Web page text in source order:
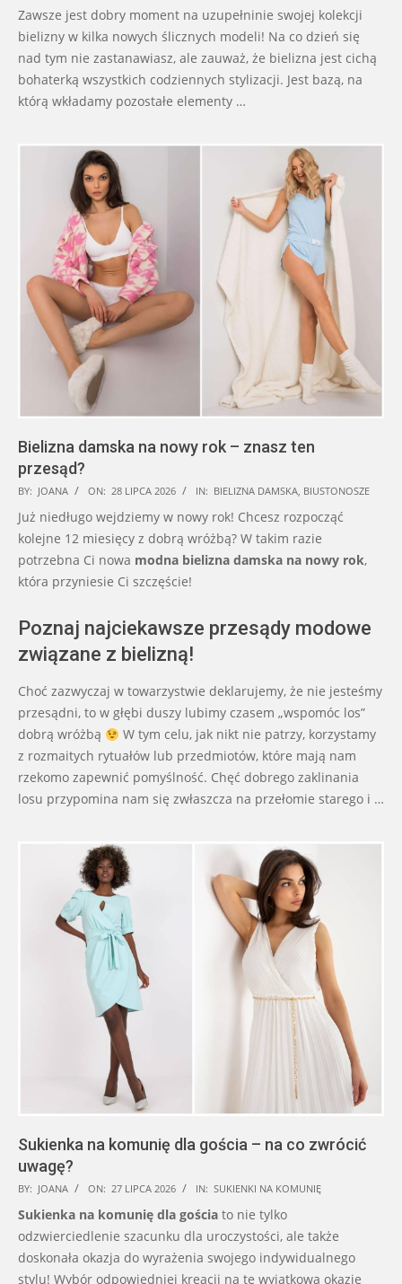
Zawsze jest dobry moment na uzupełninie swojej kolekcji
bielizny w kilka nowych ślicznych modeli! Na co dzień się
nad tym nie zastanawiasz, ale zauważ, że bielizna jest cichą
bohaterką wszystkich codziennych stylizacji. Jest bazą, na
którą wkładamy pozostałe elementy …
Bielizna damska na nowy rok – znasz ten
przesąd?
2026-
07-
28
BY: JOANA ON: 28 LIPCA 2026 IN: BIELIZNA DAMSKA, BIUSTONOSZE
Już niedługo wejdziemy w nowy rok! Chcesz rozpocząć
kolejne 12 miesięcy z dobrą wróżbą? W takim razie
potrzebna Ci nowa modna bielizna damska na nowy rok,
która przyniesie Ci szczęście!
Poznaj najciekawsze przesądy modowe
związane z bielizną!
Choć zazwyczaj w towarzystwie deklarujemy, że nie jesteśmy
przesądni, to w głębi duszy lubimy czasem „wspomóc los”
dobrą wróżbą
W tym celu, jak nikt nie patrzy, korzystamy
z rozmaitych rytuałów lub przedmiotów, które mają nam
rzekomo zapewnić pomyślność. Chęć dobrego zaklinania
losu przypomina nam się zwłaszcza na przełomie starego i …
Sukienka na komunię dla gościa – na co zwrócić
uwagę?
2026-
07-
27
BY: JOANA ON: 27 LIPCA 2026 IN: SUKIENKI NA KOMUNIĘ
Sukienka na komunię dla gościa to nie tylko
odzwierciedlenie szacunku dla uroczystości, ale także
doskonała okazja do wyrażenia swojego indywidualnego
stylu! Wybór odpowiedniej kreacji na tę wyjątkową okazję